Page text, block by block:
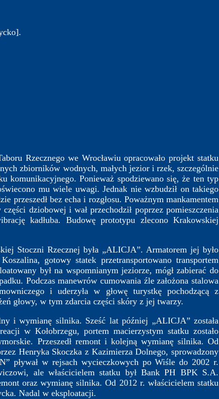
Rzecznego we Wrocławiu opracowało projekt statku
zbiorników wodnych, małych jezior i rzek, szczególnie
komunikacyjnego. Ponieważ spodziewano się, że ten typ
mu wiele uwagi. Jednak nie wzbudził on takiego
przeszedł bez echa i rozgłosu. Poważnym mankamentem
dziobowej i wał przechodził poprzez pomieszczenia
kadłuba. Budowę prototypu zlecono Krakowskiej
Stoczni Rzecznej była „ALICJA”. Armatorem jej było
gotowy statek przetransportowano transportem
był na wspomnianym jeziorze, mógł zabierać do
Podczas manewrów cumowania źle założona stalowa
i uderzyła w głowę turystkę pochodzącą z
głowy, w tym zdarcia części skóry z jej twarzy.
i wymianę silnika. Sześć lat później „ALICJA” została
w Kołobrzegu, portem macierzystym statku zostało
Przeszedł remont i kolejną wymianę silnika. Od
Henryka Skoczka z Kazimierza Dolnego, sprowadzony
pływał w rejsach wycieczkowych po Wiśle do 2002 r.
ale właścicielem statku był Bank PH BPK S.A.
oraz wymianę silnika. Od 2012 r. właścicielem statku
Nadal w eksploatacji.